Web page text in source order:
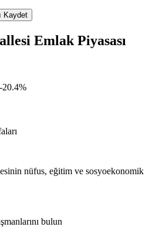
Kaydet
Emlak Piyasası
-20.4%
nüfus, eğitim ve sosyoekonomik
bulun